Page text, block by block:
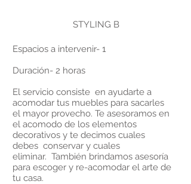
STYLING B
Espacios a intervenir- 1
Duración- 2 horas
El servicio consiste en ayudarte a
acomodar tus muebles para sacarles
el mayor provecho. Te asesoramos en
el acomodo de los elementos
decorativos y te decimos cuales
debes conservar y cuales
eliminar. También brindamos asesoría
para escoger y re-acomodar el arte de
tu casa.